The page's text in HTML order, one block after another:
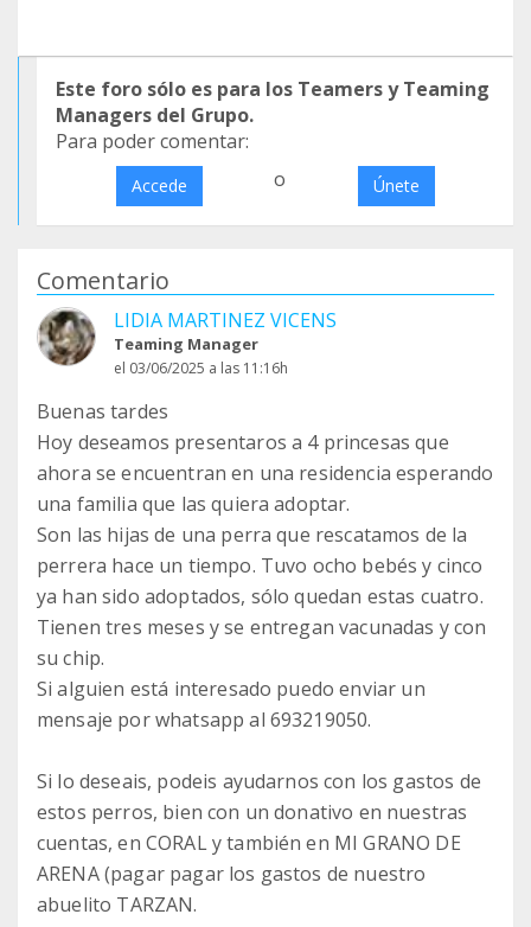
Este foro sólo es para los Teamers y Teaming
Managers del Grupo.
Para poder comentar:
Accede o Únete
Comentario
LIDIA MARTINEZ VICENS
Teaming Manager
el 03/06/2025 a las 11:16h
Buenas tardes
Hoy deseamos presentaros a 4 princesas que
ahora se encuentran en una residencia esperando
una familia que las quiera adoptar.
Son las hijas de una perra que rescatamos de la
perrera hace un tiempo. Tuvo ocho bebés y cinco
ya han sido adoptados, sólo quedan estas cuatro.
Tienen tres meses y se entregan vacunadas y con
su chip.
Si alguien está interesado puedo enviar un
mensaje por whatsapp al 693219050.
Si lo deseais, podeis ayudarnos con los gastos de
estos perros, bien con un donativo en nuestras
cuentas, en CORAL y también en MI GRANO DE
ARENA (pagar pagar los gastos de nuestro
abuelito TARZAN.